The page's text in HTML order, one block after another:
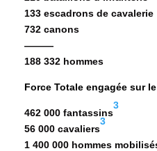
133 escadrons de cavalerie
732 canons
———
188 332 hommes
Force Totale engagée sur
462 000 fantassins
3
56 000 cavaliers
3
1 400 000 hommes